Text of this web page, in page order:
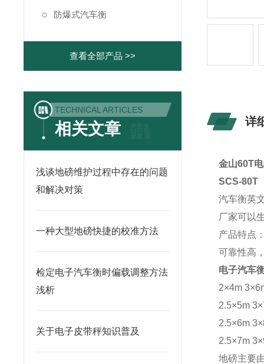
防爆式汽车衡
查看全部产品 >>
TECHNICAL ARTICLES
相关文章
浅谈地磅维护过程中存在的问题
和解决对策
一种大型地磅快捷的校准方法
检定电子汽车衡时偏载调整方法
浅析
关于电子皮带秤知识普及
详
金山60T
SCS-80T
汽车衡英
厂家可以
产品特点
可靠性高
电子汽车
2×4m
2.5×5m
2.5×6m
2.5×7m
地磅主要